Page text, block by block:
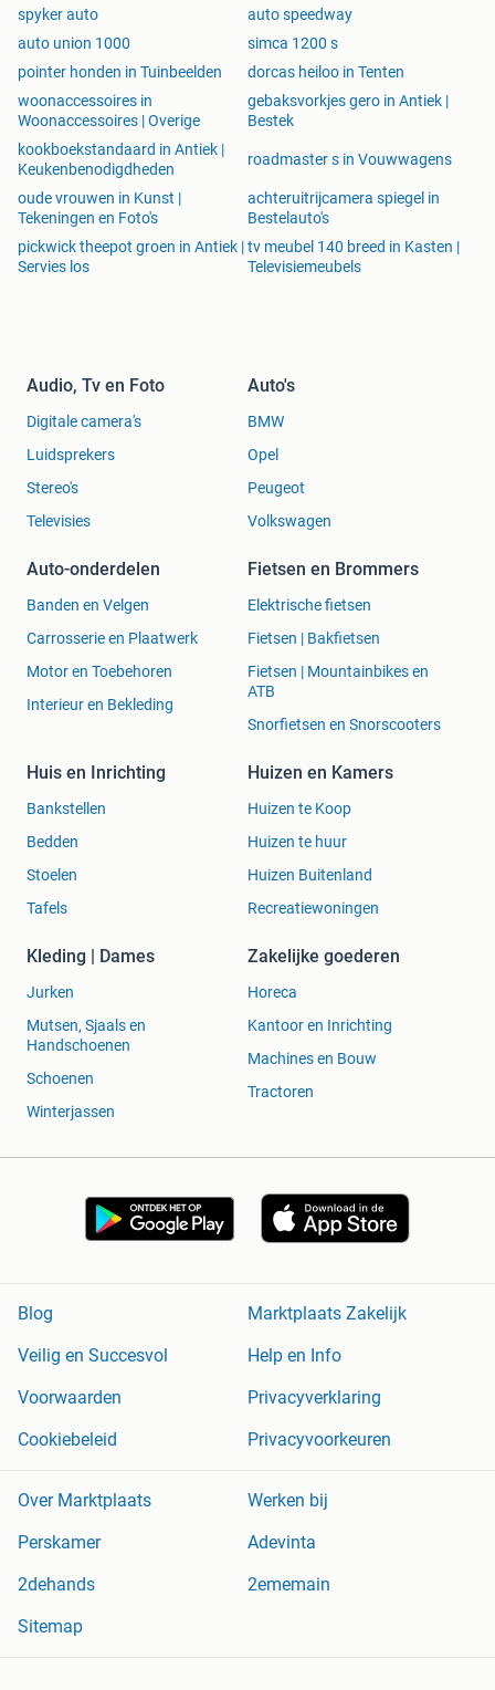
spyker auto
auto speedway
auto union 1000
simca 1200 s
pointer honden in Tuinbeelden
dorcas heiloo in Tenten
woonaccessoires in
Woonaccessoires | Overige
gebaksvorkjes gero in Antiek |
Bestek
kookboekstandaard in Antiek |
Keukenbenodigdheden
roadmaster s in Vouwwagens
oude vrouwen in Kunst |
Tekeningen en Foto's
achteruitrijcamera spiegel in
Bestelauto's
pickwick theepot groen in Antiek |
Servies los
tv meubel 140 breed in Kasten |
Televisiemeubels
Audio, Tv en Foto
Digitale camera's
Luidsprekers
Stereo's
Televisies
Auto's
BMW
Opel
Peugeot
Volkswagen
Auto-onderdelen
Banden en Velgen
Carrosserie en Plaatwerk
Motor en Toebehoren
Interieur en Bekleding
Fietsen en Brommers
Elektrische fietsen
Fietsen | Bakfietsen
Fietsen | Mountainbikes en
ATB
Snorfietsen en Snorscooters
Huis en Inrichting
Bankstellen
Bedden
Stoelen
Tafels
Huizen en Kamers
Huizen te Koop
Huizen te huur
Huizen Buitenland
Recreatiewoningen
Kleding | Dames
Jurken
Mutsen, Sjaals en
Handschoenen
Schoenen
Winterjassen
Zakelijke goederen
Horeca
Kantoor en Inrichting
Machines en Bouw
Tractoren
Blog
Marktplaats Zakelijk
Veilig en Succesvol
Help en Info
Voorwaarden
Privacyverklaring
Cookiebeleid
Privacyvoorkeuren
Over Marktplaats
Werken bij
Perskamer
Adevinta
2dehands
2ememain
Sitemap